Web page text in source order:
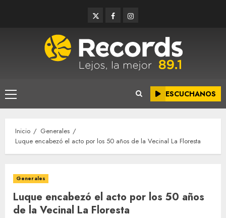
TwitterFacebookInstagram
Menú
principal
ESCUCHANOS
Inicio
Generales
Luque encabezó el acto por los 50 años de la Vecinal La Floresta
Generales
Luque encabezó el acto por los 50 años
de la Vecinal La Floresta